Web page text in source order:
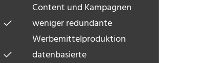
Content und Kampagnen
weniger redundante
Werbemittelproduktion
datenbasierte